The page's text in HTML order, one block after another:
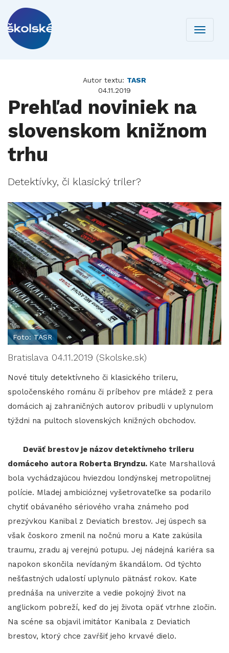
Toggle
Autor textu: TASR
04.11.2019
Prehľad noviniek na
slovenskom knižnom
trhu
Detektívky, či klasický triler?
Foto: TASR
Bratislava 04.11.2019 (Skolske.sk)
Nové tituly detektívneho či klasického trileru,
spoločenského románu či príbehov pre mládež z pera
domácich aj zahraničných autorov pribudli v uplynulom
týždni na pultoch slovenských knižných obchodov.
Deväť brestov je názov detektívneho trileru
domáceho autora Roberta Bryndzu. Kate Marshallová
bola vychádzajúcou hviezdou londýnskej metropolitnej
polície. Mladej ambicióznej vyšetrovateľke sa podarilo
chytiť obávaného sériového vraha známeho pod
prezývkou Kanibal z Deviatich brestov. Jej úspech sa
však čoskoro zmenil na nočnú moru a Kate zakúsila
traumu, zradu aj verejnú potupu. Jej nádejná kariéra sa
napokon skončila nevídaným škandálom. Od týchto
nešťastných udalostí uplynulo pätnásť rokov. Kate
prednáša na univerzite a vedie pokojný život na
anglickom pobreží, keď do jej života opäť vtrhne zločin.
Na scéne sa objavil imitátor Kanibala z Deviatich
brestov, ktorý chce zavŕšiť jeho krvavé dielo.